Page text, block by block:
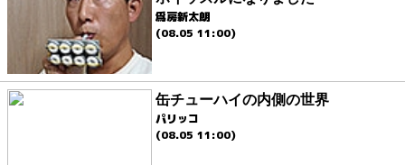
爲房新太朗
(08.05 11:00)
缶チューハイの内側の世界
パリッコ
(08.05 11:00)